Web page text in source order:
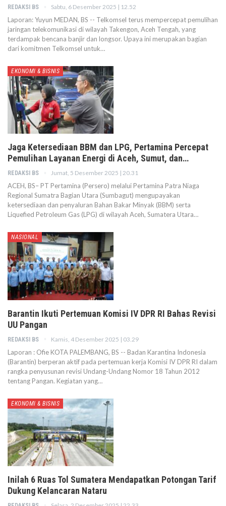
REDAKSI BS Sabtu, 6 Desember 2025 | 12.52
Laporan: Yuyun MEDAN, BS -- Telkomsel terus mempercepat pemulihan
jaringan telekomunikasi di wilayah Takengon, Aceh Tengah, yang
terdampak bencana banjir dan longsor. Upaya ini merupakan bagian
dari komitmen Telkomsel untuk…
EKONOMI & BISNIS
Jaga Ketersediaan BBM dan LPG, Pertamina Percepat
Pemulihan Layanan Energi di Aceh, Sumut, dan…
REDAKSI BS Jumat, 5 Desember 2025 | 20.31
ACEH, BS– PT Pertamina (Persero) melalui Pertamina Patra Niaga
Regional Sumatra Bagian Utara (Sumbagut) mengupayakan
ketersediaan dan penyaluran Bahan Bakar Minyak (BBM) serta
Liquefied Petroleum Gas (LPG) di wilayah Aceh, Sumatera Utara…
NASIONAL
Barantin Ikuti Pertemuan Komisi IV DPR RI Bahas Revisi
UU Pangan
REDAKSI BS Kamis, 4 Desember 2025 | 03.29
Laporan : Ofie KOTA PALEMBANG, BS -- Badan Karantina Indonesia
(Barantin) berperan aktif pada pertemuan kerja Komisi IV DPR RI dalam
rangka penyusunan revisi Undang-Undang Nomor 18 Tahun 2012
tentang Pangan. Kegiatan yang…
EKONOMI & BISNIS
Inilah 6 Ruas Tol Sumatera Mendapatkan Potongan Tarif
Dukung Kelancaran Nataru